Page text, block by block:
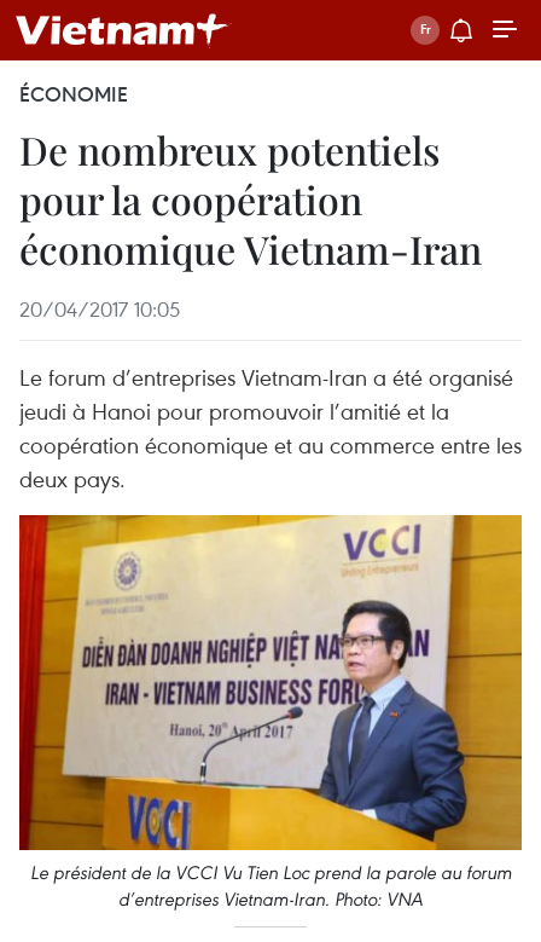
ÉCONOMIE
De nombreux potentiels
pour la coopération
économique Vietnam-Iran
20/04/2017 10:05
Le forum d’entreprises Vietnam-Iran a été organisé
jeudi à Hanoi pour promouvoir l’amitié et la
coopération économique et au commerce entre les
deux pays.
Le président de la VCCI Vu Tien Loc prend la parole au forum
d’entreprises Vietnam-Iran. Photo: VNA